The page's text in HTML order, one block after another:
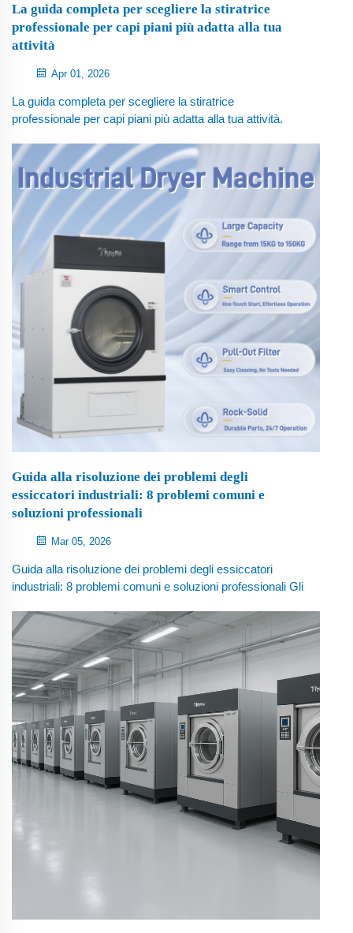
La guida completa per scegliere la stiratrice
professionale per capi piani più adatta alla tua
attività
Apr 01, 2026
La guida completa per scegliere la stiratrice
professionale per capi piani più adatta alla tua attività.
ma ti senti sopraffatto dalle numerose opzioni disponibili?
Che tu gestisca un hotel, un ospedale, un servizio di
lavanderia o un...
Guida alla risoluzione dei problemi degli
essiccatori industriali: 8 problemi comuni e
soluzioni professionali
Mar 05, 2026
Guida alla risoluzione dei problemi degli essiccatori
industriali: 8 problemi comuni e soluzioni professionali Gli
nelle operazioni di lavanderia commerciale, tra cui
lavanderie a gettoni, hotel, ospedali, fabbriche tessili e
strutture industriali per il lavaggio...